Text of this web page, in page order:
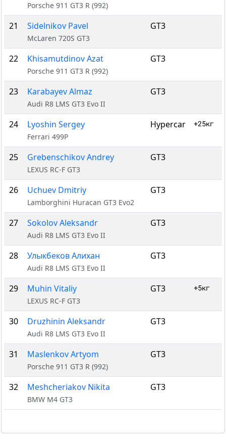
Porsche 911 GT3 R (992)
21 Sidelnikov Pavel
McLaren 720S GT3
GT3
22 Khisamutdinov Azat
Porsche 911 GT3 R (992)
GT3
23 Karabayev Almaz
Audi R8 LMS GT3 Evo II
GT3
24 Lyoshin Sergey
Ferrari 499P
Hypercar +25кг
25 Grebenschikov Andrey
LEXUS RC-F GT3
GT3
26 Uchuev Dmitriy
Lamborghini Huracan GT3 Evo2
GT3
27 Sokolov Aleksandr
Audi R8 LMS GT3 Evo II
GT3
28 Улыкбеков Алихан
Audi R8 LMS GT3 Evo II
GT3
29 Muhin Vitaliy
LEXUS RC-F GT3
GT3 +5кг
30 Druzhinin Aleksandr
Audi R8 LMS GT3 Evo II
GT3
31 Maslenkov Artyom
Porsche 911 GT3 R (992)
GT3
32 Meshcheriakov Nikita
BMW M4 GT3
GT3